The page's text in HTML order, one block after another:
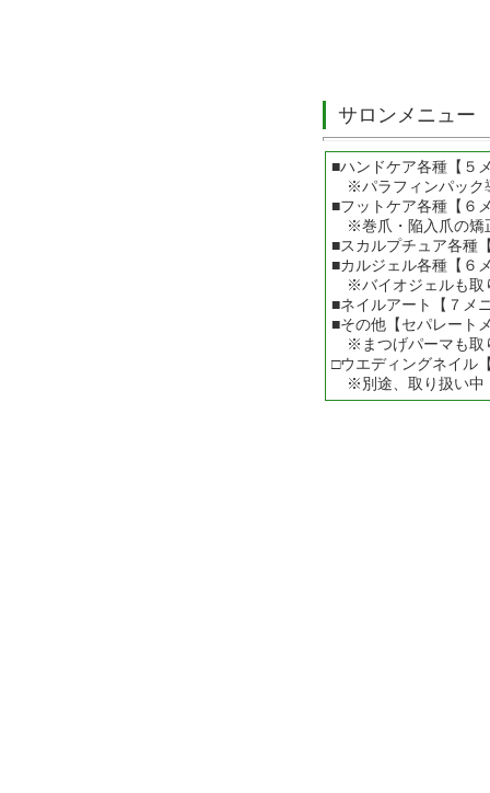
サロンメニュー
■ハンドケア各種【５
※パラフィンパック
■フットケア各種【６
※巻爪・陥入爪の矯
■スカルプチュア各種
■カルジェル各種【６
※バイオジェルも取
■ネイルアート【７メ
■その他【セパレート
※まつげパーマも取
□ウエディングネイル
※別途、取り扱い中